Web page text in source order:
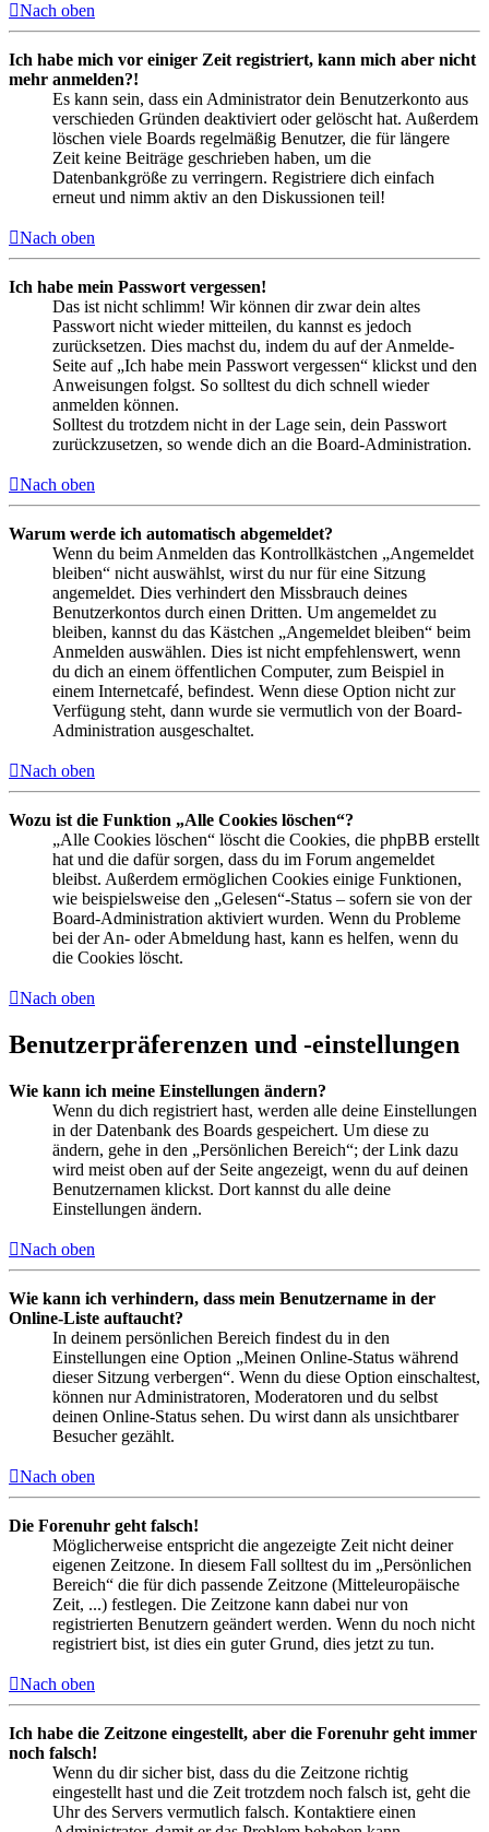
Nach oben
Ich habe mich vor einiger Zeit registriert, kann mich aber nicht
mehr anmelden?!
Es kann sein, dass ein Administrator dein Benutzerkonto aus
verschieden Gründen deaktiviert oder gelöscht hat. Außerdem
löschen viele Boards regelmäßig Benutzer, die für längere
Zeit keine Beiträge geschrieben haben, um die
Datenbankgröße zu verringern. Registriere dich einfach
erneut und nimm aktiv an den Diskussionen teil!
Nach oben
Ich habe mein Passwort vergessen!
Das ist nicht schlimm! Wir können dir zwar dein altes
Passwort nicht wieder mitteilen, du kannst es jedoch
zurücksetzen. Dies machst du, indem du auf der Anmelde-
Seite auf „Ich habe mein Passwort vergessen“ klickst und den
Anweisungen folgst. So solltest du dich schnell wieder
anmelden können.
Solltest du trotzdem nicht in der Lage sein, dein Passwort
zurückzusetzen, so wende dich an die Board-Administration.
Nach oben
Warum werde ich automatisch abgemeldet?
Wenn du beim Anmelden das Kontrollkästchen „Angemeldet
bleiben“ nicht auswählst, wirst du nur für eine Sitzung
angemeldet. Dies verhindert den Missbrauch deines
Benutzerkontos durch einen Dritten. Um angemeldet zu
bleiben, kannst du das Kästchen „Angemeldet bleiben“ beim
Anmelden auswählen. Dies ist nicht empfehlenswert, wenn
du dich an einem öffentlichen Computer, zum Beispiel in
einem Internetcafé, befindest. Wenn diese Option nicht zur
Verfügung steht, dann wurde sie vermutlich von der Board-
Administration ausgeschaltet.
Nach oben
Wozu ist die Funktion „Alle Cookies löschen“?
„Alle Cookies löschen“ löscht die Cookies, die phpBB erstellt
hat und die dafür sorgen, dass du im Forum angemeldet
bleibst. Außerdem ermöglichen Cookies einige Funktionen,
wie beispielsweise den „Gelesen“-Status – sofern sie von der
Board-Administration aktiviert wurden. Wenn du Probleme
bei der An- oder Abmeldung hast, kann es helfen, wenn du
die Cookies löscht.
Nach oben
Benutzerpräferenzen und -einstellungen
Wie kann ich meine Einstellungen ändern?
Wenn du dich registriert hast, werden alle deine Einstellungen
in der Datenbank des Boards gespeichert. Um diese zu
ändern, gehe in den „Persönlichen Bereich“; der Link dazu
wird meist oben auf der Seite angezeigt, wenn du auf deinen
Benutzernamen klickst. Dort kannst du alle deine
Einstellungen ändern.
Nach oben
Wie kann ich verhindern, dass mein Benutzername in der
Online-Liste auftaucht?
In deinem persönlichen Bereich findest du in den
Einstellungen eine Option „Meinen Online-Status während
dieser Sitzung verbergen“. Wenn du diese Option einschaltest,
können nur Administratoren, Moderatoren und du selbst
deinen Online-Status sehen. Du wirst dann als unsichtbarer
Besucher gezählt.
Nach oben
Die Forenuhr geht falsch!
Möglicherweise entspricht die angezeigte Zeit nicht deiner
eigenen Zeitzone. In diesem Fall solltest du im „Persönlichen
Bereich“ die für dich passende Zeitzone (Mitteleuropäische
Zeit, ...) festlegen. Die Zeitzone kann dabei nur von
registrierten Benutzern geändert werden. Wenn du noch nicht
registriert bist, ist dies ein guter Grund, dies jetzt zu tun.
Nach oben
Ich habe die Zeitzone eingestellt, aber die Forenuhr geht immer
noch falsch!
Wenn du dir sicher bist, dass du die Zeitzone richtig
eingestellt hast und die Zeit trotzdem noch falsch ist, geht die
Uhr des Servers vermutlich falsch. Kontaktiere einen